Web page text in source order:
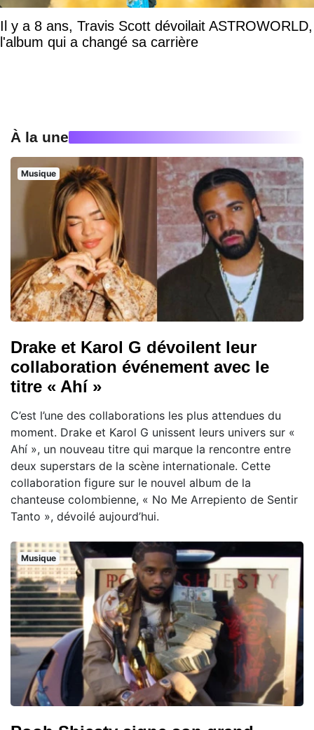
Il y a 8 ans, Travis Scott dévoilait ASTROWORLD,
l'album qui a changé sa carrière
À la une
Musique
Drake et Karol G dévoilent leur
collaboration événement avec le
titre « Ahí »
C’est l’une des collaborations les plus attendues du
moment. Drake et Karol G unissent leurs univers sur «
Ahí », un nouveau titre qui marque la rencontre entre
deux superstars de la scène internationale. Cette
collaboration figure sur le nouvel album de la
chanteuse colombienne, « No Me Arrepiento de Sentir
Tanto », dévoilé aujourd’hui.
Musique